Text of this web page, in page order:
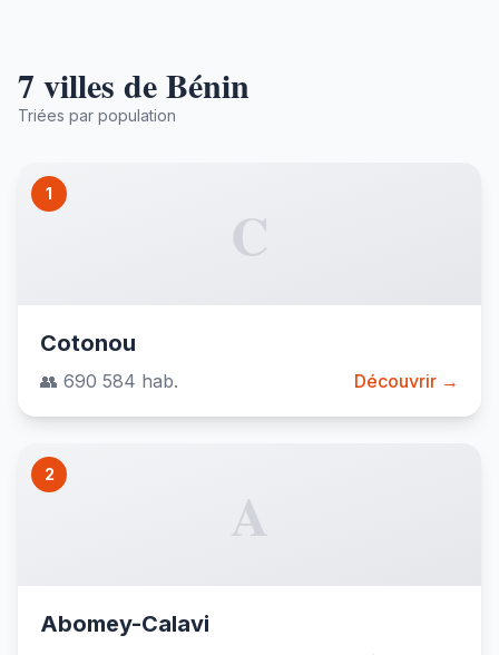
7 villes de Bénin
Triées par population
1
C
Cotonou
👥 690 584 hab. Découvrir →
2
A
Abomey-Calavi